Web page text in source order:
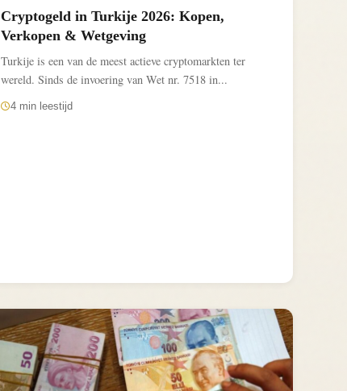
Cryptogeld in Turkije 2026: Kopen,
Verkopen & Wetgeving
Turkije is een van de meest actieve cryptomarkten ter
wereld. Sinds de invoering van Wet nr. 7518 in...
4 min leestijd